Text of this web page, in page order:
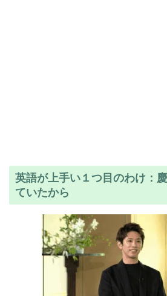
英語が上手い１つ目のわけ：
ていたから